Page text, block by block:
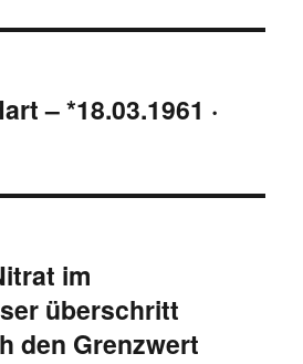
– *18.03.1961 ·
im
überschritt
den Grenzwert